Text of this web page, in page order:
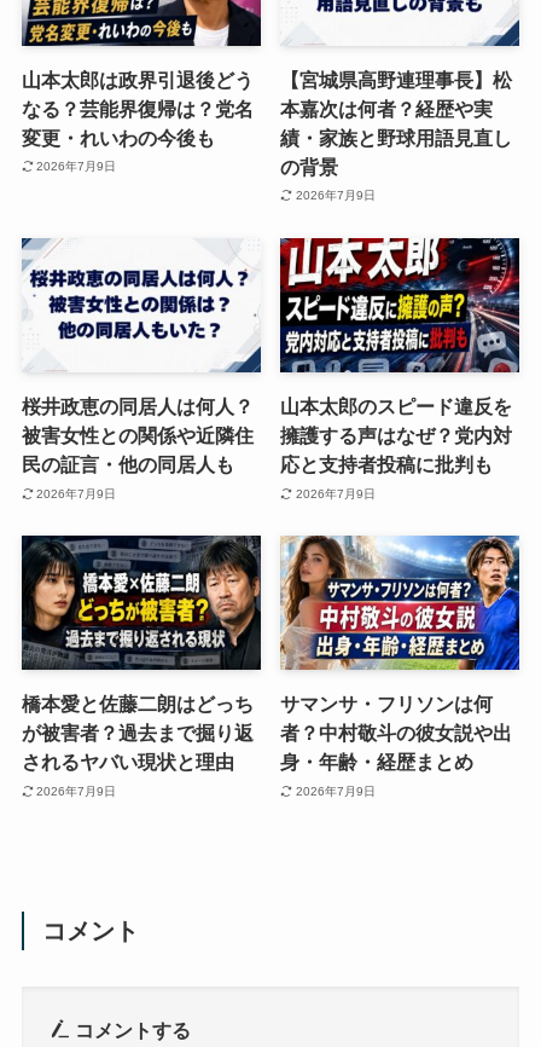
山本太郎は政界引退後どう
なる？芸能界復帰は？党名
変更・れいわの今後も
2026年7月9日
【宮城県高野連理事長】松
本嘉次は何者？経歴や実
績・家族と野球用語見直し
の背景
2026年7月9日
桜井政恵の同居人は何人？
被害女性との関係や近隣住
民の証言・他の同居人も
2026年7月9日
山本太郎のスピード違反を
擁護する声はなぜ？党内対
応と支持者投稿に批判も
2026年7月9日
橋本愛と佐藤二朗はどっち
が被害者？過去まで掘り返
されるヤバい現状と理由
2026年7月9日
サマンサ・フリソンは何
者？中村敬斗の彼女説や出
身・年齢・経歴まとめ
2026年7月9日
コメント
コメントする